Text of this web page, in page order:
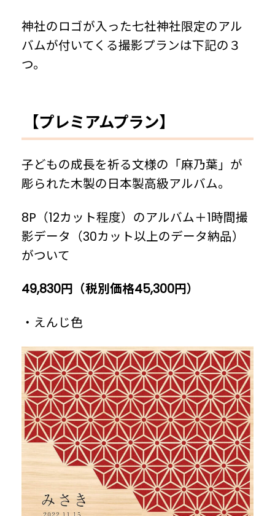
神社のロゴが入った七社神社限定のアル
バムが付いてくる撮影プランは下記の３
つ。
【プレミアムプラン】
子どもの成長を祈る文様の「麻乃葉」が
彫られた木製の日本製高級アルバム。
8P（12カット程度）のアルバム＋1時間撮
影データ（30カット以上のデータ納品）
がついて
49,830円（税別価格45,300円）
・えんじ色